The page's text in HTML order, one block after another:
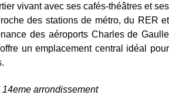
vivant avec ses cafés-théâtres et ses
des stations de métro, du RER et
des aéroports Charles de Gaulle
un emplacement central idéal pour
14eme arrondissement